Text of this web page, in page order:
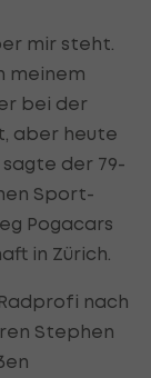
mir steht.
meinem
bei der
aber heute
der 79-
Sport-
Pogacars
in Zürich.
nach
Stephen